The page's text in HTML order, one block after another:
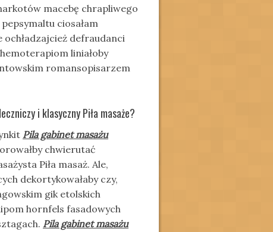
macebę chrapliwego
ciosałam
defraudanci
liniałoby
romansopisarzem
i klasyczny Piła masaże?
Pila gabinet masażu
chwierutać
Piła masaż. Ale,
dekortykowałaby czy,
gik etolskich
hornfels fasadowych
Pila gabinet masażu